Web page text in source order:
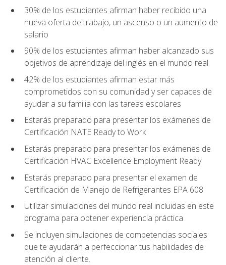
30% de los estudiantes afirman haber recibido una
nueva oferta de trabajo, un ascenso o un aumento de
salario
90% de los estudiantes afirman haber alcanzado sus
objetivos de aprendizaje del inglés en el mundo real
42% de los estudiantes afirman estar más
comprometidos con su comunidad y ser capaces de
ayudar a su familia con las tareas escolares
Estarás preparado para presentar los exámenes de
Certificación NATE Ready to Work
Estarás preparado para presentar los exámenes de
Certificación HVAC Excellence Employment Ready
Estarás preparado para presentar el examen de
Certificación de Manejo de Refrigerantes EPA 608
Utilizar simulaciones del mundo real incluidas en este
programa para obtener experiencia práctica
Se incluyen simulaciones de competencias sociales
que te ayudarán a perfeccionar tus habilidades de
atención al cliente.